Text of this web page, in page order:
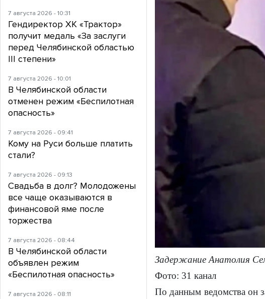
Задержание Анатолия
Фото: 31 канал
По данным ведомства он
7 августа 2026 - 10:31
Гендиректор ХК «Трактор»
получит медаль «За заслуги
перед Челябинской областью
III степени»
7 августа 2026 - 10:01
В Челябинской области
отменен режим «Беспилотная
опасность»
7 августа 2026 - 09:41
Кому на Руси больше платить
стали?
7 августа 2026 - 09:13
Свадьба в долг? Молодожены
все чаще оказываются в
финансовой яме после
торжества
7 августа 2026 - 08:44
В Челябинской области
объявлен режим
«Беспилотная опасность»
7 августа 2026 - 08:11